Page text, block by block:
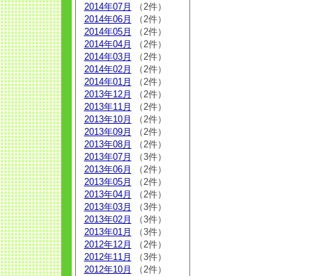
2014年07月
（2件）
2014年06月
（2件）
2014年05月
（2件）
2014年04月
（2件）
2014年03月
（2件）
2014年02月
（2件）
2014年01月
（2件）
2013年12月
（2件）
2013年11月
（2件）
2013年10月
（2件）
2013年09月
（2件）
2013年08月
（2件）
2013年07月
（3件）
2013年06月
（2件）
2013年05月
（2件）
2013年04月
（2件）
2013年03月
（3件）
2013年02月
（3件）
2013年01月
（3件）
2012年12月
（2件）
2012年11月
（3件）
2012年10月
（2件）